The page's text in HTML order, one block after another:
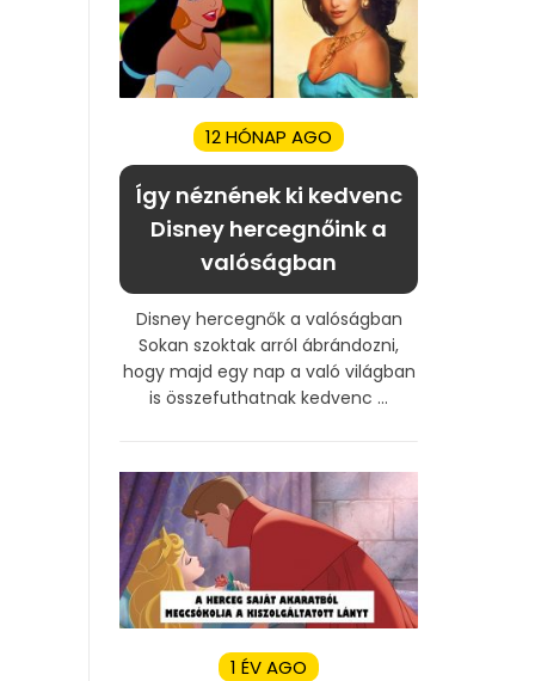
12 HÓNAP AGO
Így néznének ki kedvenc
Disney hercegnőink a
valóságban
Disney hercegnők a valóságban
Sokan szoktak arról ábrándozni,
hogy majd egy nap a való világban
is összefuthatnak kedvenc ...
1 ÉV AGO